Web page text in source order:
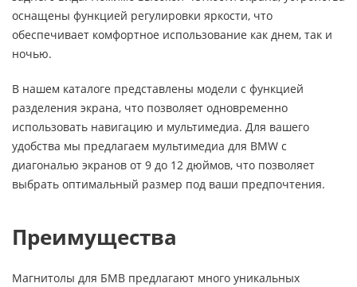
оснащены функцией регулировки яркости, что
обеспечивает комфортное использование как днем, так и
ночью.
В нашем каталоге представлены модели с функцией
разделения экрана, что позволяет одновременно
использовать навигацию и мультимедиа. Для вашего
удобства мы предлагаем мультимедиа для BMW с
диагональю экранов от 9 до 12 дюймов, что позволяет
выбрать оптимальный размер под ваши предпочтения.
Преимущества
Магнитолы для БМВ предлагают много уникальных